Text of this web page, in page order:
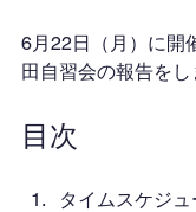
6月22日（月）に開
田自習会の報告をし
目次
タイムスケジ